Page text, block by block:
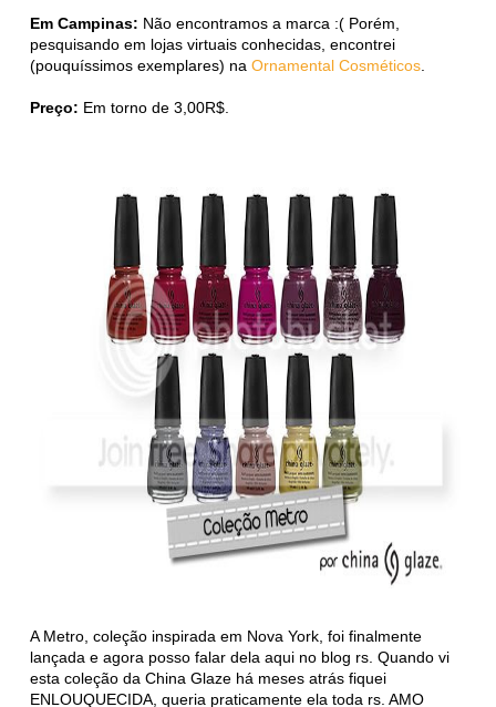
Em Campinas: Não encontramos a marca :( Porém,
pesquisando em lojas virtuais conhecidas, encontrei
(pouquíssimos exemplares) naOrnamental Cosméticos
Preço: Em torno de 3,00R$.
A Metro, coleção inspirada em Nova York, foi finalmente
lançada e agora posso falar dela aqui no blog rs. Quando vi
esta coleção da China Glaze há meses atrás fiquei
ENLOUQUECIDA, queria praticamente ela toda rs. AMO